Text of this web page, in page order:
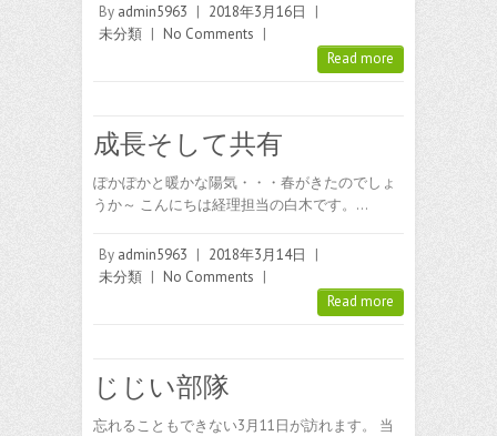
By admin5963 | 2018年3月16日
|
未分類 | No Comments |
Read more
成長そして共有
ぽかぽかと暖かな陽気・・・春がきたのでしょ
うか～ こんにちは経理担当の白木です。…
By admin5963 | 2018年3月14日
|
未分類 | No Comments |
Read more
じじい部隊
忘れることもできない3月11日が訪れます。 当